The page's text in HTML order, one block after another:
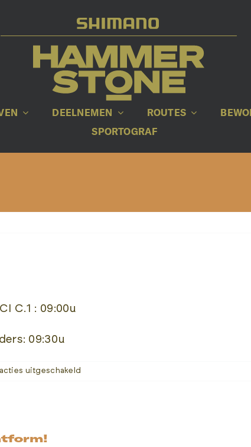
DEELNEMEN ROUTES
SPORTOGRAF
C.1 : 09:00u
09:30u
uitgeschakeld